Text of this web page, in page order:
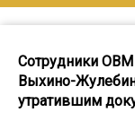
Сотрудники
Выхино-
утратившим